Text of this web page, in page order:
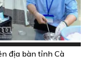
địa bàn tỉnh Cà